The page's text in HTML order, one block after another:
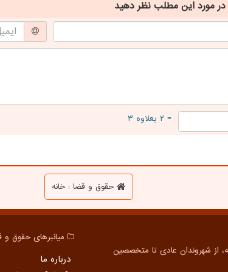
در مورد این مطلب نظر دهید
= ۲ بعلاوه ۳
حقوق و قضا : خانه
میانبرهای حقوق و
درباره ما